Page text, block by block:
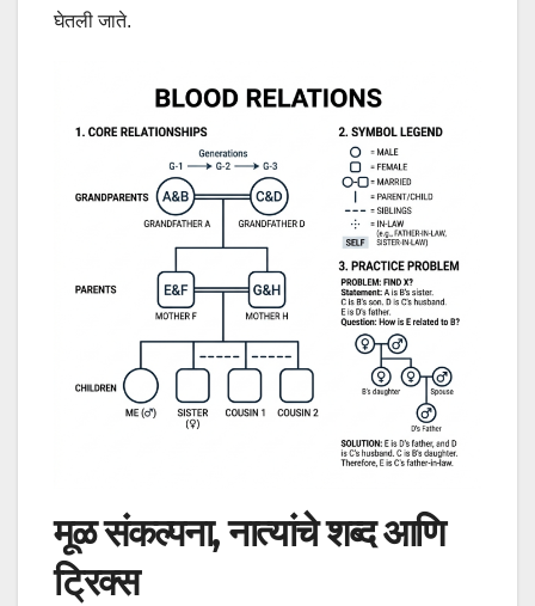
घेतली जाते.
मूळ संकल्पना, नात्यांचे शब्द आणि
ट्रिक्स